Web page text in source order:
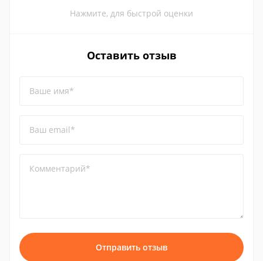
Нажмите, для быстрой оценки
Оставить отзыв
Ваше имя*
Ваш email*
Комментарий*
Отправить отзыв